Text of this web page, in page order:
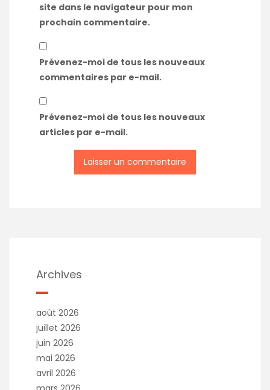
site dans le navigateur pour mon
prochain commentaire.
Prévenez-moi de tous les nouveaux
commentaires par e-mail.
Prévenez-moi de tous les nouveaux
articles par e-mail.
Archives
août 2026
juillet 2026
juin 2026
mai 2026
avril 2026